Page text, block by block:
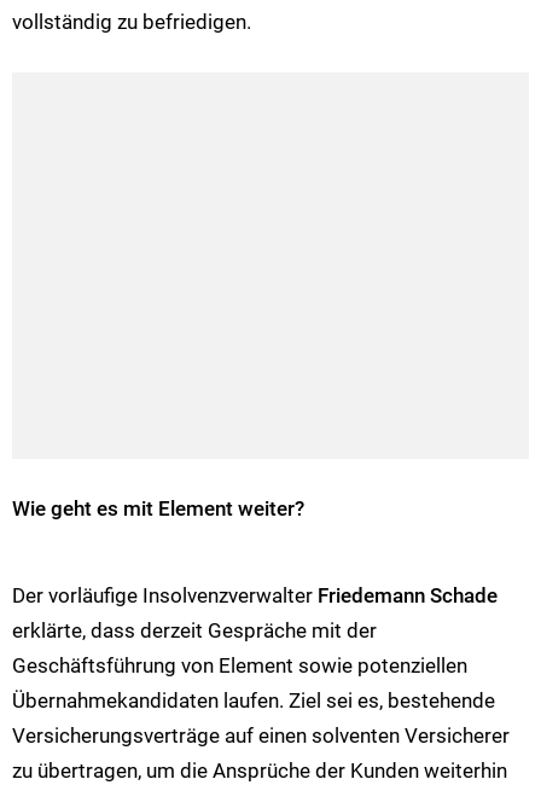
vollständig zu befriedigen.
Wie geht es mit Element weiter?
Der vorläufige Insolvenzverwalter Friedemann Schade
erklärte, dass derzeit Gespräche mit der
Geschäftsführung von Element sowie potenziellen
Übernahmekandidaten laufen. Ziel sei es, bestehende
Versicherungsverträge auf einen solventen Versicherer
zu übertragen, um die Ansprüche der Kunden weiterhin